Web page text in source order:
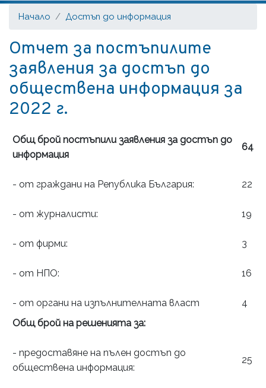
на транспорта
Начало Достъп до информация
Отчет за постъпилите
заявления за достъп до
обществена информация за
2022 г.
Общ брой постъпили заявления за достъп до
информация
64
- от граждани на Република България: 22
- от журналисти: 19
- от фирми: 3
- от НПО: 16
- от органи на изпълнителната власт
4
Общ брой на решенията за:
- предоставяне на пълен достъп до
обществена информация:
25